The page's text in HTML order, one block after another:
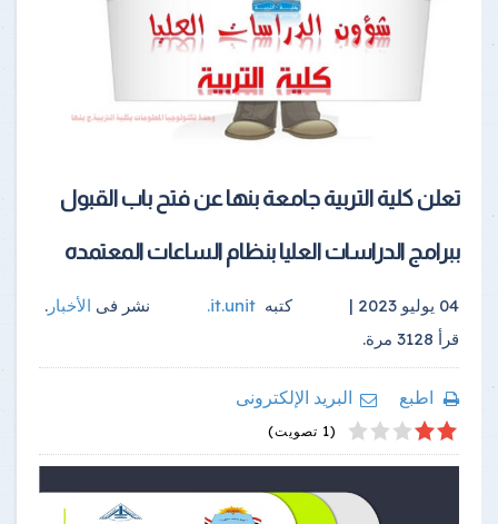
تعلن كلية التربية جامعة بنها عن فتح باب القبول
ببرامج الدراسات العليا بنظام الساعات المعتمده
04 يوليو 2023 | كتبه it.unit
. نشر فى الأخبار .
قرأ 3128 مرة.
اطبع
البريد الإلكترونى
1
2
3
4
5 (1 تصويت)